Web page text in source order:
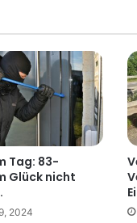
Tag: 83-
Glück nicht
2024